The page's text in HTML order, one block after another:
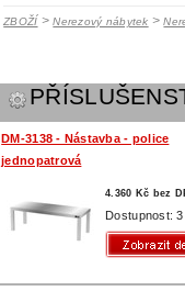
ZBOŽÍ>Nerezový nábytek >
DM-3138 - Nástavba - police
jednopatrová
4.360 Kč bez
Dostupnost: